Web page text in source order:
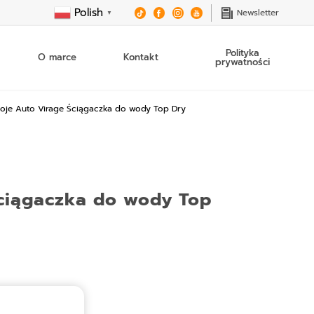
Polish ▼ Newsletter
O marce Kontakt Polityka
prywatności
i
DETAILING
SAMOCHODOWY
kontrolka
Co to jest płyn hamulcowy DOT
4?
Auto Virage Ściągaczka do wody Top Dry
do wody Top